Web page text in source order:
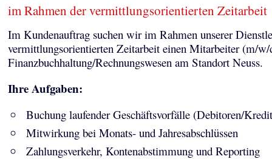
im Rahmen der vermittlungsorientierten Zeitarbeit
Im Kundenauftrag suchen wir im Rahmen unserer
vermittlungsorientierten Zeitarbeit einen Mitarbeiter (m/w/
Finanzbuchhaltung/Rechnungswesen am Standort Neuss.
Ihre Aufgaben:
Buchung laufender Geschäftsvorfälle (Debitoren/
Mitwirkung bei Monats- und Jahresabschlüssen
Zahlungsverkehr, Kontenabstimmung und Reporting